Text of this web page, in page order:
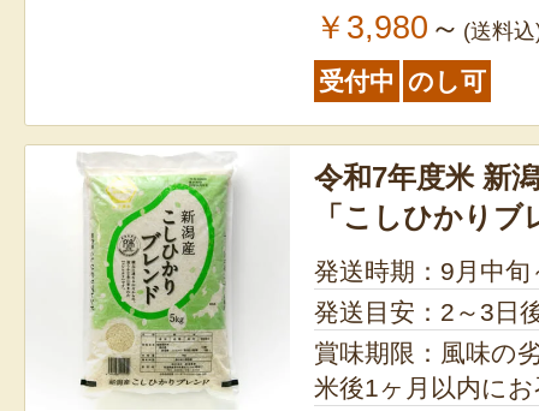
￥3,980 ～ (送料
受付中 のし可
令和7年度米 新
「こしひかりブ
発送時期：9月中旬
発送目安：2～3日
賞味期限：風味の
米後1ヶ月以内に